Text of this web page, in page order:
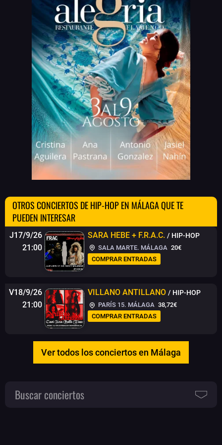
OTROS CONCIERTOS DE HIP-HOP EN MÁLAGA QUE TE
PUEDEN INTERESAR
J17/9/26
21:00
SARA HEBE + F.R.A.C. / HIP-HOP
SALA MARTE. MÁLAGA 20€
COMPRAR ENTRADAS
V18/9/26
21:00
VILLANO ANTILLANO / HIP-HOP
PARÍS 15. MÁLAGA 38,72€
COMPRAR ENTRADAS
Ver todos los conciertos en Málaga
Buscar conciertos